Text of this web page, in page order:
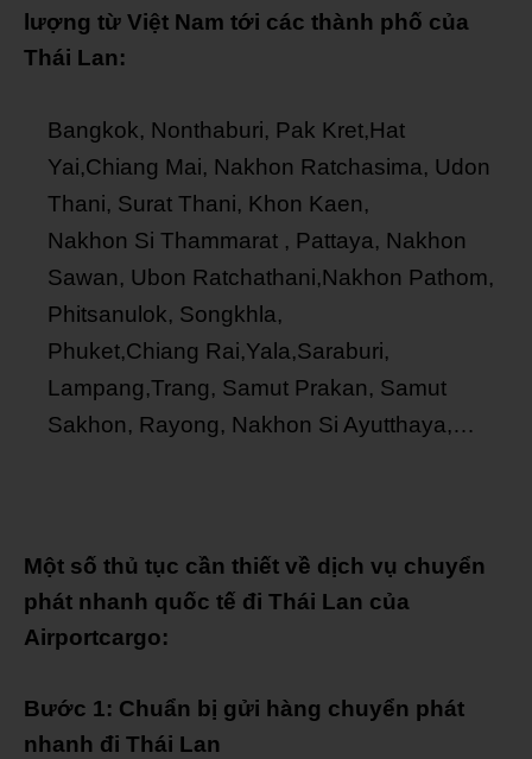
lượng từ Việt Nam tới các thành phố của
Thái Lan:
Bangkok, Nonthaburi, Pak Kret,Hat
Yai,Chiang Mai, Nakhon Ratchasima, Udon
Thani, Surat Thani, Khon Kaen,
Nakhon Si Thammarat , Pattaya, Nakhon
Sawan, Ubon Ratchathani,Nakhon Pathom,
Phitsanulok, Songkhla,
Phuket,Chiang Rai,Yala,Saraburi,
Lampang,Trang, Samut Prakan, Samut
Sakhon, Rayong, Nakhon Si Ayutthaya,…
Một số thủ tục cần thiết về dịch vụ chuyển
phát nhanh quốc tế đi Thái Lan của
Airportcargo:
Bước 1: Chuẩn bị gửi hàng chuyển phát
nhanh đi Thái Lan